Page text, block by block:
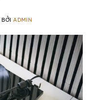
BỞI ADMIN